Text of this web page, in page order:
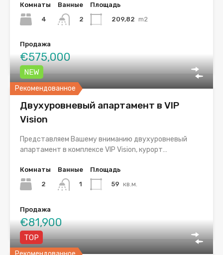
Комнаты
4
Ванные
2
Площадь
209,82 m2
Продажа
€575,000
Рекомендованное
NEW
Двухуровневый апартамент в VIP
Vision
Представляем Вашему вниманию двухуровневый
апартамент в комплексе VIP Vision, курорт…
Комнаты
2
Ванные
1
Площадь
59 кв.м.
Продажа
€81,900
TOP